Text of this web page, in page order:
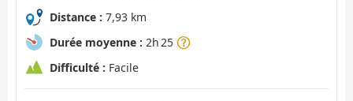
Distance : 7,93 km
Durée moyenne : 2h 25
Difficulté : Facile